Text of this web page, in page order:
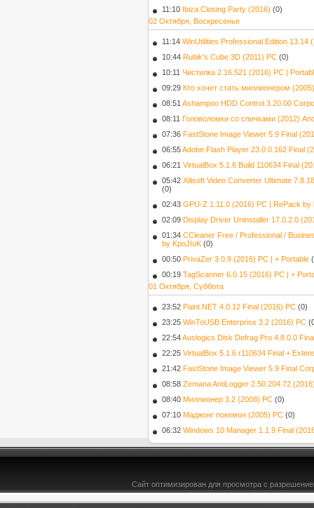
11:10 Ibiza Closing Party (2016) (0)
02 Октября, Воскресенье
11:14 WinUtilities Professional Edition
10:44 Rubik's Cube 3D (2011) РС (0)
10:11 Чистилка 2.16.521 (2016) PC |
09:29 Кто хочет стать миллионером
08:51 Ashampoo HDD Control 3.20.00
08:11 Головоломки со спичками (2012)
07:36 FastStone Image Viewer 5.9 Final
06:55Adobe Flash Player 23.0.0.162 Final
06:21 VirtualBox 5.1.6 Build 110634 Final
05:42 Xilisoft Video Converter Ultimate
(0)
02:43 GPU-Z 1.11.0 (2016) PC | RePack by
02:09 Display Driver Uninstaller 17.0.2.0
01:34 CCleaner Free / Professional /
by KpoJIuK (0)
00:50 PrivaZer 3.0.9 (2016) РС | + Portable
00:19 TagScanner 6.0.15 (2016) PC | +
01 Октября, Суббота
23:52 Paint.NET 4.0.12 Final (2016) РС (0)
23:25 WinToUSB Enterprise 3.2 (2016) PC
22:54Auslogics Disk Defrag Pro 4.8.0.0
22:25 VirtualBox 5.1.6 r110634 Final +
21:42 FastStone Image Viewer 5.9 Final
08:58 Zemana AntiLogger 2.50.204.72
08:40 Миллионер 3.2 (2008) PC (0)
07:10 Маджонг покемон (2005) PC (0)
06:32 Windows 10 Manager 1.1.9 Final
Сайт оптимизирован для просмотра с